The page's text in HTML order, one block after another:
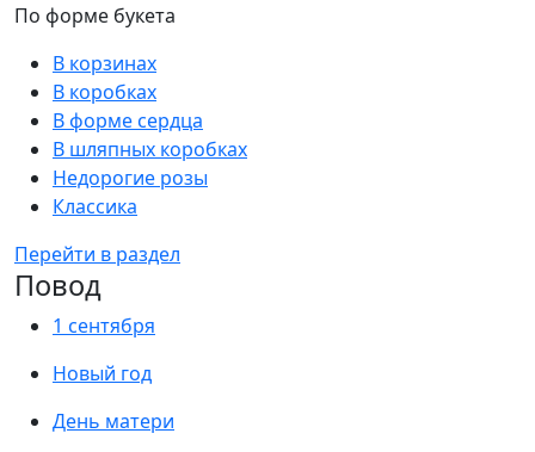
По форме букета
В корзинах
В коробках
В форме сердца
В шляпных коробках
Недорогие розы
Классика
Перейти в раздел
Повод
1 сентября
Новый год
День матери